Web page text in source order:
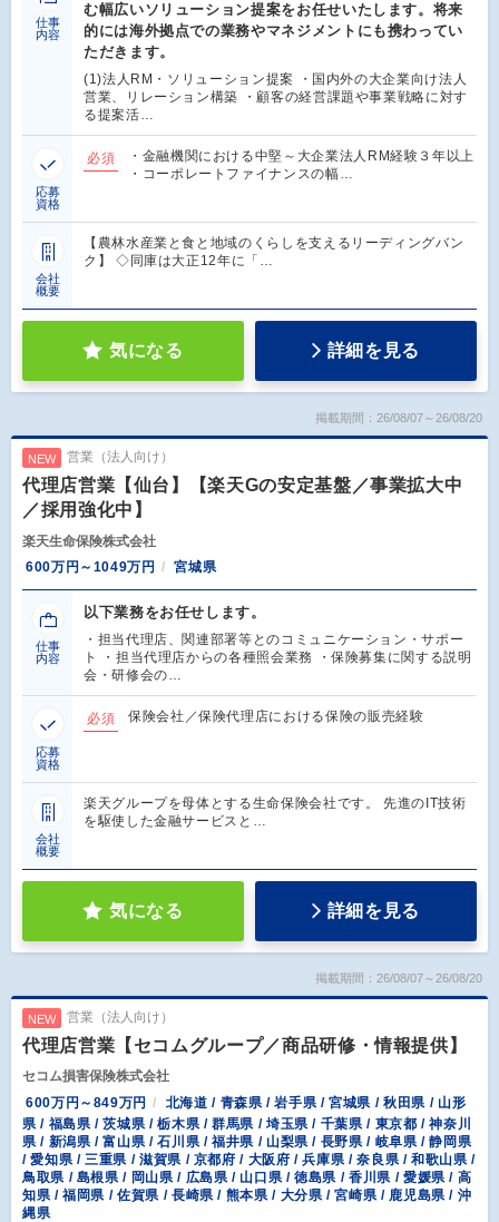
仕事
内容
む幅広いソリューション提案をお任せいたします。将来
的には海外拠点での業務やマネジメントにも携わってい
ただきます。
(1)法人RM・ソリューション提案 ・国内外の大企業向け法人
営業、リレーション構築 ・顧客の経営課題や事業戦略に対す
る提案活…
応募
資格
必須
・金融機関における中堅～大企業法人RM経験３年以上
・コーポレートファイナンスの幅…
会社
概要
【農林水産業と食と地域のくらしを支えるリーディングバン
ク】 ◇同庫は大正12年に「…
気になる 詳細を見る
掲載期間：26/08/07～26/08/20
NEW 営業（法人向け）
代理店営業【仙台】【楽天Gの安定基盤／事業拡大中
／採用強化中】
楽天生命保険株式会社
600万円～1049万円
宮城県
仕事
内容
以下業務をお任せします。
・担当代理店、関連部署等とのコミュニケーション・サポー
ト ・担当代理店からの各種照会業務 ・保険募集に関する説明
会・研修会の…
応募
資格
必須 保険会社／保険代理店における保険の販売経験
会社
概要
楽天グループを母体とする生命保険会社です。 先進のIT技術
を駆使した金融サービスと…
気になる 詳細を見る
掲載期間：26/08/07～26/08/20
NEW 営業（法人向け）
代理店営業【セコムグループ／商品研修・情報提供】
セコム損害保険株式会社
600万円～849万円
北海道 / 青森県 / 岩手県 / 宮城県 / 秋田県 / 山形
県 / 福島県 / 茨城県 / 栃木県 / 群馬県 / 埼玉県 / 千葉県 / 東京都 / 神奈川
県 / 新潟県 / 富山県 / 石川県 / 福井県 / 山梨県 / 長野県 / 岐阜県 / 静岡県
/ 愛知県 / 三重県 / 滋賀県 / 京都府 / 大阪府 / 兵庫県 / 奈良県 / 和歌山県 /
鳥取県 / 島根県 / 岡山県 / 広島県 / 山口県 / 徳島県 / 香川県 / 愛媛県 / 高
知県 / 福岡県 / 佐賀県 / 長崎県 / 熊本県 / 大分県 / 宮崎県 / 鹿児島県 / 沖
縄県